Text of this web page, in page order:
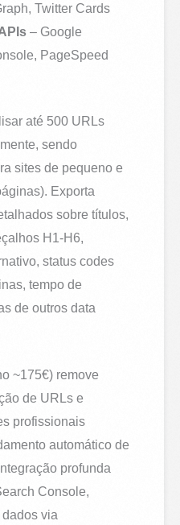
Twitter Cards
– Google
PageSpeed
até 500 URLs
sendo
sites de pequeno e
Exporta
sobre títulos,
H1-H6,
status codes
tempo de
de outros data
~175€) remove
de URLs e
profissionais
automático de
profunda
Console,
via